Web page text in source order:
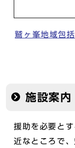
鷲ヶ峯地域包
施設案内
援助を必要と
近なところで